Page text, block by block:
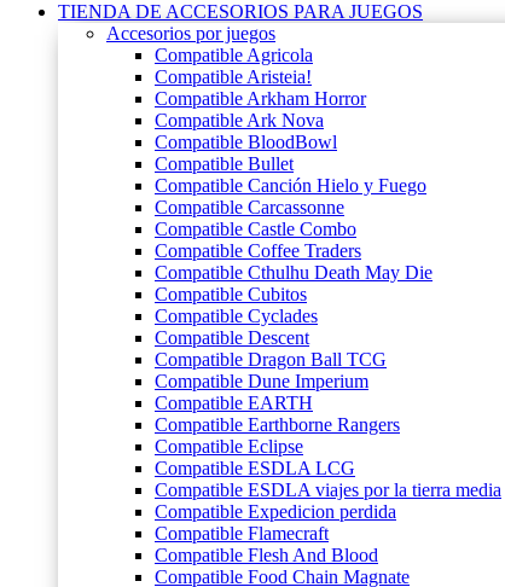
TIENDA DE ACCESORIOS PARA JUEGOS
Accesorios por juegos
Compatible Agricola
Compatible Aristeia!
Compatible Arkham Horror
Compatible Ark Nova
Compatible BloodBowl
Compatible Bullet
Compatible Canción Hielo y Fuego
Compatible Carcassonne
Compatible Castle Combo
Compatible Coffee Traders
Compatible Cthulhu Death May Die
Compatible Cubitos
Compatible Cyclades
Compatible Descent
Compatible Dragon Ball TCG
Compatible Dune Imperium
Compatible EARTH
Compatible Earthborne Rangers
Compatible Eclipse
Compatible ESDLA LCG
Compatible ESDLA viajes por la tierra media
Compatible Expedicion perdida
Compatible Flamecraft
Compatible Flesh And Blood
Compatible Food Chain Magnate